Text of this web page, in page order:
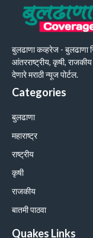
बुलढाणा कव्हरेज - बुलढाणा
आंतरराष्ट्रीय, कृषी,
देणारे मराठी न्यूज पोर्टल.
Categories
बुलढाणा
महाराष्ट्र
राष्ट्रीय
कृषी
राजकीय
बातमी पाठवा
Quakes Links